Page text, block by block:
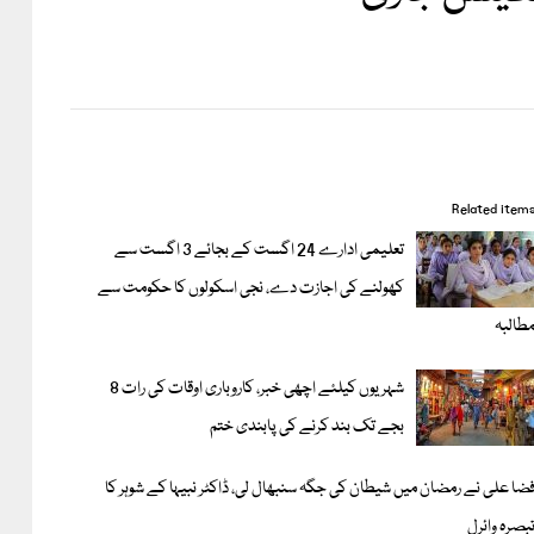
Related items
تعلیمی ادارے 24 اگست کے بجائے 3 اگست سے
کھولنے کی اجازت دے، نجی اسکولوں کا حکومت سے
مطالبہ
شہریوں کیلئے اچھی خبر، کاروباری اوقات کی رات 8
بجے تک بند کرنے کی پابندی ختم
فضا علی نے رمضان میں شیطان کی جگہ سنبھال لی، ڈاکٹر نبیہا کے شوہر کا
تبصرہ وائرل